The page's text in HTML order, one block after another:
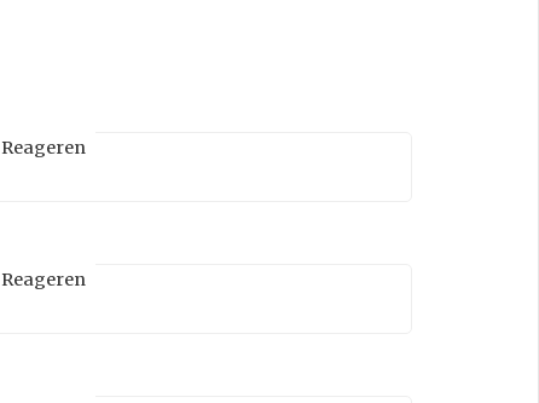
Reageren
Reageren